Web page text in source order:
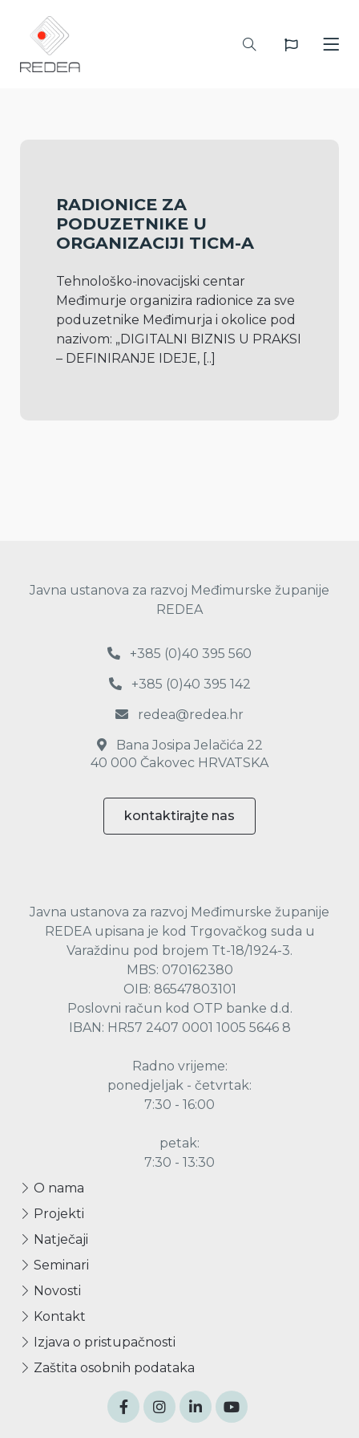
RADIONICE ZA
PODUZETNIKE U
ORGANIZACIJI TICM-A
Tehnološko-inovacijski centar
Međimurje organizira radionice za sve
poduzetnike Međimurja i okolice pod
nazivom: „DIGITALNI BIZNIS U PRAKSI
– DEFINIRANJE IDEJE, [..]
Javna ustanova za razvoj Međimurske županije
REDEA
+385 (0)40 395 560
+385 (0)40 395 142
redea@redea.hr
Bana Josipa Jelačića 22
40 000 Čakovec HRVATSKA
kontaktirajte nas
Javna ustanova za razvoj Međimurske županije
REDEA upisana je kod Trgovačkog suda u
Varaždinu pod brojem Tt-18/1924-3.
MBS: 070162380
OIB: 86547803101
Poslovni račun kod OTP banke d.d.
IBAN: HR57 2407 0001 1005 5646 8
Radno vrijeme:
ponedjeljak - četvrtak:
7:30 - 16:00
petak:
7:30 - 13:30
O nama
Projekti
Natječaji
Seminari
Novosti
Kontakt
Izjava o pristupačnosti
Zaštita osobnih podataka